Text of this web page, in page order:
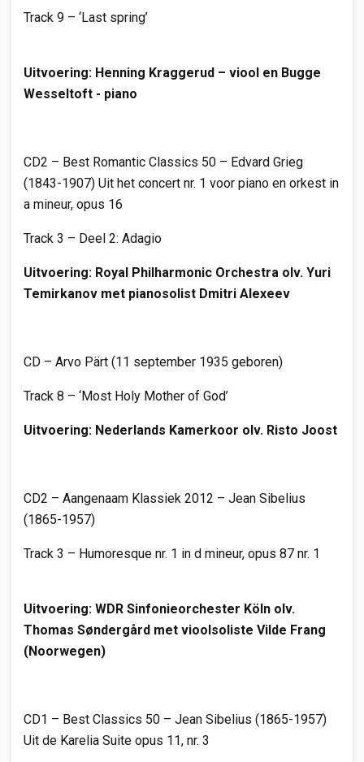
Track 9 – ‘Last spring’
Uitvoering: Henning Kraggerud – viool en Bugge
Wesseltoft - piano
CD2 – Best Romantic Classics 50 – Edvard Grieg
(1843-1907) Uit het concert nr. 1 voor piano en orkest in
a mineur, opus 16
Track 3 – Deel 2: Adagio
Uitvoering: Royal Philharmonic Orchestra olv. Yuri
Temirkanov met pianosolist Dmitri Alexeev
CD – Arvo Pärt (11 september 1935 geboren)
Track 8 – ‘Most Holy Mother of God’
Uitvoering: Nederlands Kamerkoor olv. Risto Joost
CD2 – Aangenaam Klassiek 2012 – Jean Sibelius
(1865-1957)
Track 3 – Humoresque nr. 1 in d mineur, opus 87 nr. 1
Uitvoering: WDR Sinfonieorchester Köln olv.
Thomas Søndergård met vioolsoliste Vilde Frang
(Noorwegen)
CD1 – Best Classics 50 – Jean Sibelius (1865-1957)
Uit de Karelia Suite opus 11, nr. 3